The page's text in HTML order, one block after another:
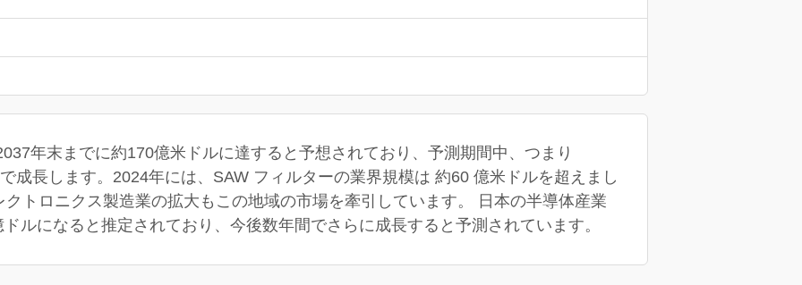
年末までに約170億米ドルに達すると予想されており、予測期間中、つまり
成長します。2024年には、SAW フィルターの業界規模は 約60 億米ドルを超えまし
トロニクス製造業の拡大もこの地域の市場を牽引しています。 日本の半導体産業
ルになると推定されており、今後数年間でさらに成長すると予測されています。